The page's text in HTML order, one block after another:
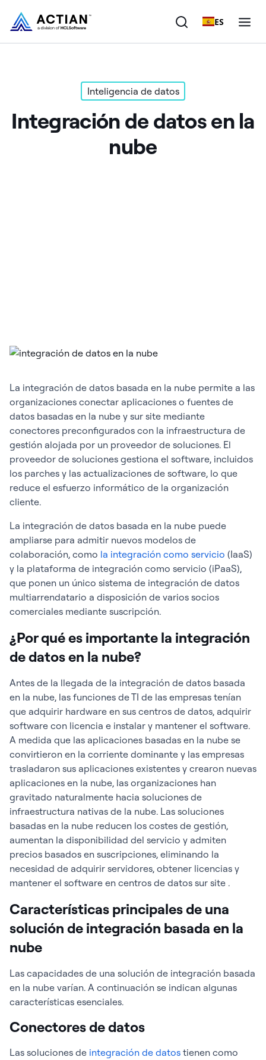
ES
Clientes
Inteligencia de datos
Integración de datos en la
nube
La integración de datos basada en la nube permite a las
organizaciones conectar aplicaciones o fuentes de
datos basadas en la nube y sur site mediante
conectores preconfigurados con la infraestructura de
gestión alojada por un proveedor de soluciones. El
proveedor de soluciones gestiona el software, incluidos
los parches y las actualizaciones de software, lo que
reduce el esfuerzo informático de la organización
cliente.
La integración de datos basada en la nube puede
ampliarse para admitir nuevos modelos de
colaboración, como la integración como servicio (IaaS)
y la plataforma de integración como servicio (iPaaS),
que ponen un único sistema de integración de datos
multiarrendatario a disposición de varios socios
comerciales mediante suscripción.
¿Por qué es importante la integración
de datos en la nube?
Antes de la llegada de la integración de datos basada
en la nube, las funciones de TI de las empresas tenían
que adquirir hardware en sus centros de datos, adquirir
software con licencia e instalar y mantener el software.
A medida que las aplicaciones basadas en la nube se
convirtieron en la corriente dominante y las empresas
trasladaron sus aplicaciones existentes y crearon nuevas
aplicaciones en la nube, las organizaciones han
gravitado naturalmente hacia soluciones de
infraestructura nativas de la nube. Las soluciones
basadas en la nube reducen los costes de gestión,
aumentan la disponibilidad del servicio y admiten
precios basados en suscripciones, eliminando la
necesidad de adquirir servidores, obtener licencias y
mantener el software en centros de datos sur site .
Características principales de una
solución de integración basada en la
nube
Las capacidades de una solución de integración basada
en la nube varían. A continuación se indican algunas
características esenciales.
Conectores de datos
Las soluciones de integración de datos tienen como